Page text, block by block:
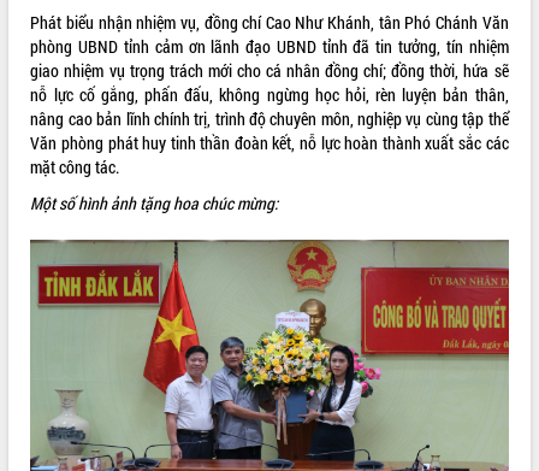
Phát biểu nhận nhiệm vụ, đồng chí Cao Như Khánh, tân Phó Chánh Văn
phòng UBND tỉnh cảm ơn lãnh đạo UBND tỉnh đã tin tưởng, tín nhiệm
giao nhiệm vụ trọng trách mới cho cá nhân đồng chí; đồng thời, hứa sẽ
nỗ lực cố gắng, phấn đấu, không ngừng học hỏi, rèn luyện bản thân,
nâng cao bản lĩnh chính trị, trình độ chuyên môn, nghiệp vụ cùng tập thể
Văn phòng phát huy tinh thần đoàn kết, nỗ lực hoàn thành xuất sắc các
mặt công tác.
Một số hình ảnh tặng hoa chúc mừng: